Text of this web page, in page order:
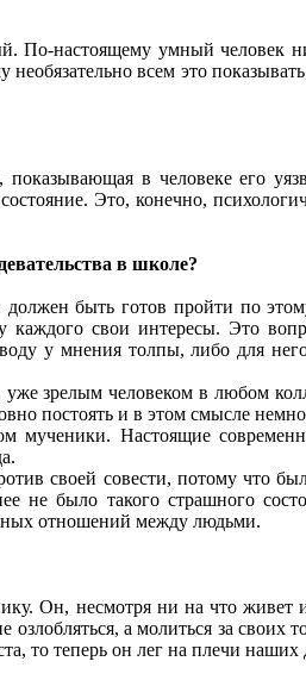
настоящему умный человек
всем это
в человеке его
Это, конечно,
в школе?
быть готов пройти по
свои интересы. Это
у мнения толпы, либо для него
зрелым человеком в любом
постоять и в этом смысле
мученики. Настоящие
своей совести, потому что
было такого страшного
отношений между людьми.
Он, несмотря ни на что живет
а молиться за
то теперь он лег на плечи наших